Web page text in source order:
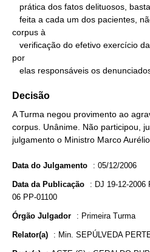
corpus à
por
elas responsáveis os
Decisão
A Turma negou provimento ao
corpus. Unânime. Não participou,
julgamento o Ministro Marco
Data do Julgamento : 05/12/2006
Data da Publicação : DJ 19-12-2006
06 PP-01100
Órgão Julgador : Primeira Turma
Relator(a) : Min. SEPÚLVEDA